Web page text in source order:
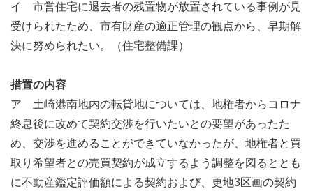
イ 市営住宅に退去者の残置物が放置されている事例が見
受けられたため、市有財産の適正管理の観点から、早期解
決に努められたい。（住宅整備課）
措置の内容
ア 土崎港南地内の転貸地については、地権者からコロナ
終息後に改めて契約交渉を行いたいとの要望があったた
め、交渉を進めることができていなかったが、地権者と買
取り希望者との売買契約が成立するよう調整を図るととも
に不動産鑑定評価額による契約および、更地3区画の契約